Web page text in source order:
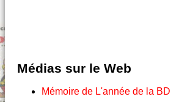
Médias sur le Web
Mémoire de L'année de la BD